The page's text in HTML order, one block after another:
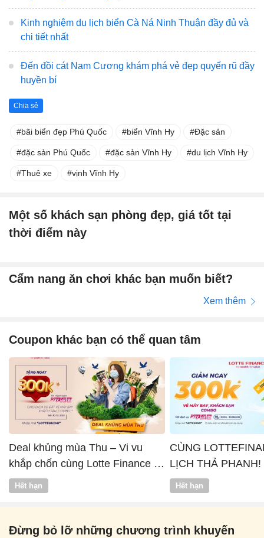
Kinh nghiệm du lịch biển Cà Ná Ninh Thuận đầy đủ và
chi tiết nhất
Đến đồi cát Nam Cương khám phá vẻ đẹp quyến rũ đầy
huyền bí
Chia sẻ
bãi biển đẹp Phú Quốc biển Vĩnh Hy Đặc sản
đặc sản Phú Quốc đặc sản Vĩnh Hy du lịch Vĩnh Hy
Thuê xe vịnh Vĩnh Hy
Một số khách sạn phòng đẹp, giá tốt tại
thời điểm này
Cẩm nang ăn chơi khác bạn muốn biết?
Xem thêm
Coupon khác bạn có thể quan tâm
Deal khủng mùa Thu – Vi vu
khắp chốn cùng Lotte Finance x
Vntrip
Hết hạn
CÙNG
LỊCH THẢ PHANH!
Hết hạn
Đừng bỏ lỡ những chương trình khuyến